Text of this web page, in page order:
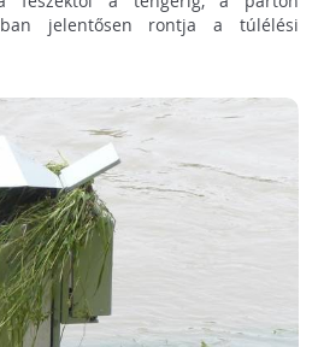
jelentősen rontja a túlélési